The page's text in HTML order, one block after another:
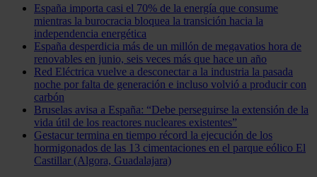
España importa casi el 70% de la energía que consume
mientras la burocracia bloquea la transición hacia la
independencia energética
España desperdicia más de un millón de megavatios hora de
renovables en junio, seis veces más que hace un año
Red Eléctrica vuelve a desconectar a la industria la pasada
noche por falta de generación e incluso volvió a producir con
carbón
Bruselas avisa a España: “Debe perseguirse la extensión de la
vida útil de los reactores nucleares existentes”
Gestacur termina en tiempo récord la ejecución de los
hormigonados de las 13 cimentaciones en el parque eólico El
Castillar (Algora, Guadalajara)